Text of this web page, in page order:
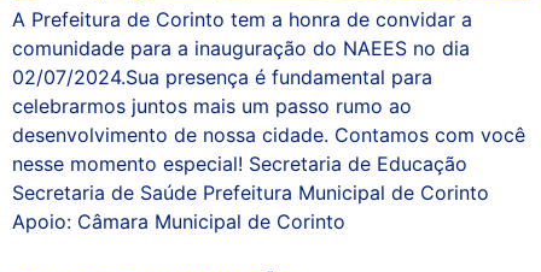
A Prefeitura de Corinto tem a honra de convidar a
comunidade para a inauguração do NAEES no dia
02/07/2024.Sua presença é fundamental para
celebrarmos juntos mais um passo rumo ao
desenvolvimento de nossa cidade. Contamos com você
nesse momento especial! Secretaria de Educação
Secretaria de Saúde Prefeitura Municipal de Corinto
Apoio: Câmara Municipal de Corinto